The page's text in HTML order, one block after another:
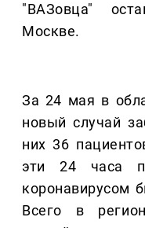
"ВАЗовца"
Москве.
За 24 мая в
новый случай
них 36
эти 24 часа
коронавирусом
Всего в